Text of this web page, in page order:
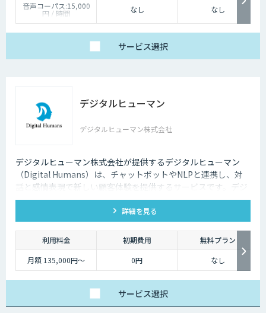
音声コーパス:15,000
円 / 時間
人物写真画像収集:300
なし なし
サービス選択
デジタルヒューマン
デジタルヒューマン株式会社
デジタルヒューマン株式会社が提供するデジタルヒューマン
（Digital Humans）は、チャットボットやNLPと連携し、対
話と感情表現で新しい顧客体験を提供するサービスです。デジ
タル従業員として、直感的で、インパクトがあり、競争力があ
るサービス創造と顧客体験が提供できます。
詳細を見る
利用料金 初期費用
無料プラン
月額 135,000円〜
0円 なし
サービス選択